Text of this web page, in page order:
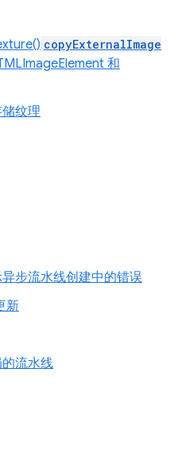
copyExternalImage
和
纹理
步流水线创建中的错误
新
流水线